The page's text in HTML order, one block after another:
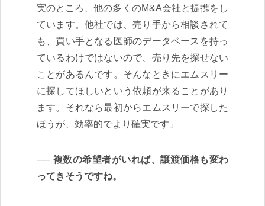
実のところ、他の多くのM&A会社と提携をし
ています。他社では、売り手から相談されて
も、買い手となる医師のデータベースを持っ
ているわけではないので、売り先を探せない
ことがあるんです。そんなときにエムスリー
に探してほしいという依頼が来ることがあり
ます。それなら最初からエムスリーで探した
ほうが、効率的でより確実です」
複数の希望者がいれば、譲渡価格も変わ
ってきそうですね。